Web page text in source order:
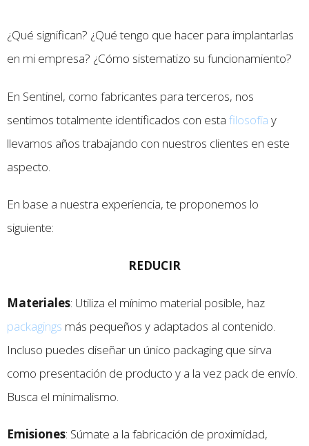
¿Qué significan? ¿Qué tengo que hacer para implantarlas
en mi empresa? ¿Cómo sistematizo su funcionamiento?
En Sentinel, como fabricantes para terceros, nos
sentimos totalmente identificados con esta filosofía y
llevamos años trabajando con nuestros clientes en este
aspecto.
En base a nuestra experiencia, te proponemos lo
siguiente:
REDUCIR
Materiales: Utiliza el mínimo material posible, haz
packagings más pequeños y adaptados al contenido.
Incluso puedes diseñar un único packaging que sirva
como presentación de producto y a la vez pack de envío.
Busca el minimalismo.
Emisiones: Súmate a la fabricación de proximidad,